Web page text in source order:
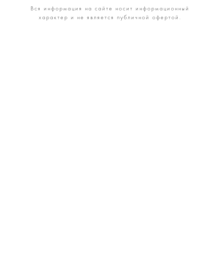
Вся информация на сайте носит информационный
характер и не является публичной офертой.